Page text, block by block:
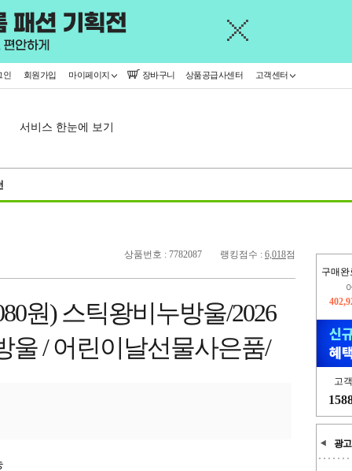
인 회원가입 마이페이지 장바구니 상품공급사센터 고객센터
서비스 한눈에 보기
구매완
오
고
광고
상품번호 : 7782087 랭킹점수 : 6,018점
원) 스틱왕비누방울/2026
울 / 어린이날선물사은품/